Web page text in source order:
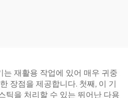
는 재활용 작업에 있어 매우 귀중
장점을 제공합니다. 첫째, 이 기
틱을 처리할 수 있는 뛰어난 다용